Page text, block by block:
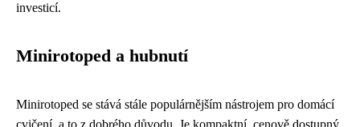
investicí.
Minirotoped a hubnutí
Minirotoped se stává stále populárnějším nástrojem pro domácí
cvičení, a to z dobrého důvodu. Je kompaktní, cenově dostupný